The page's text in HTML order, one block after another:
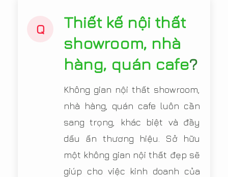
Q
Thiết kế nội thất
showroom, nhà
hàng, quán cafe?
Không gian nội thất showroom,
nhà hàng, quán cafe luôn cần
sang trọng, khác biệt và đầy
dấu ấn thương hiệu. Sở hữu
một không gian nội thất đẹp sẽ
giúp cho việc kinh doanh của